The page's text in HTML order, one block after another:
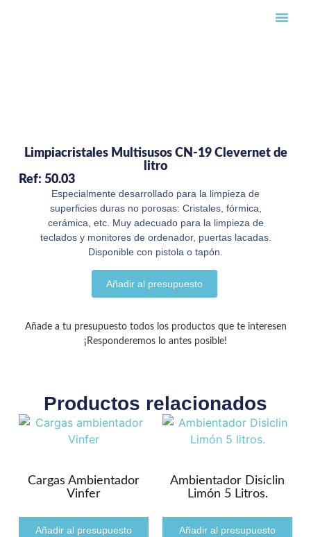
Limpiacristales Multisusos CN-19 Clevernet de
litro
Ref: 50.03
Especialmente desarrollado para la limpieza de
superficies duras no porosas: Cristales, fórmica,
cerámica, etc. Muy adecuado para la limpieza de
teclados y monitores de ordenador, puertas lacadas.
Disponible con pistola o tapón.
Añadir al presupuesto
Añade a tu presupuesto todos los productos que te interesen
¡Responderemos lo antes posible!
Productos relacionados
Cargas Ambientador
Vinfer
Añadir al presupuesto
Ambientador Disiclin
Limón 5 Litros.
Añadir al presupuesto